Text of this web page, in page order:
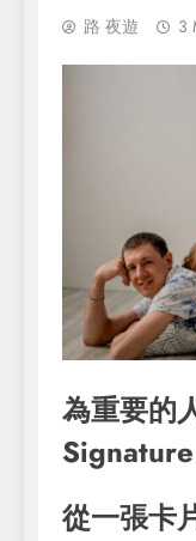
路 夜遊 3
為重要的
從一張卡